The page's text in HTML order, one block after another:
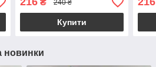
самсунг а22 білий u9h
₴ 240 ₴
Купити
новинки